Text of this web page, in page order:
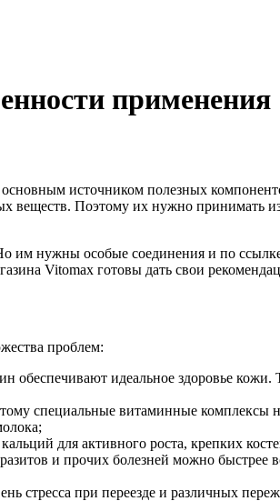
применения
источником полезных
веществ. Поэтому их нужно
им нужны особые соединения и по
Vitomax готовы дать свои
проблем:
идеальное здоровье кожи.
специальные витаминные
для активного роста, крепких
и прочих болезней можно
стресса при переезде и различных